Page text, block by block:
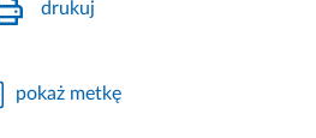
drukuj
pokaż metkę